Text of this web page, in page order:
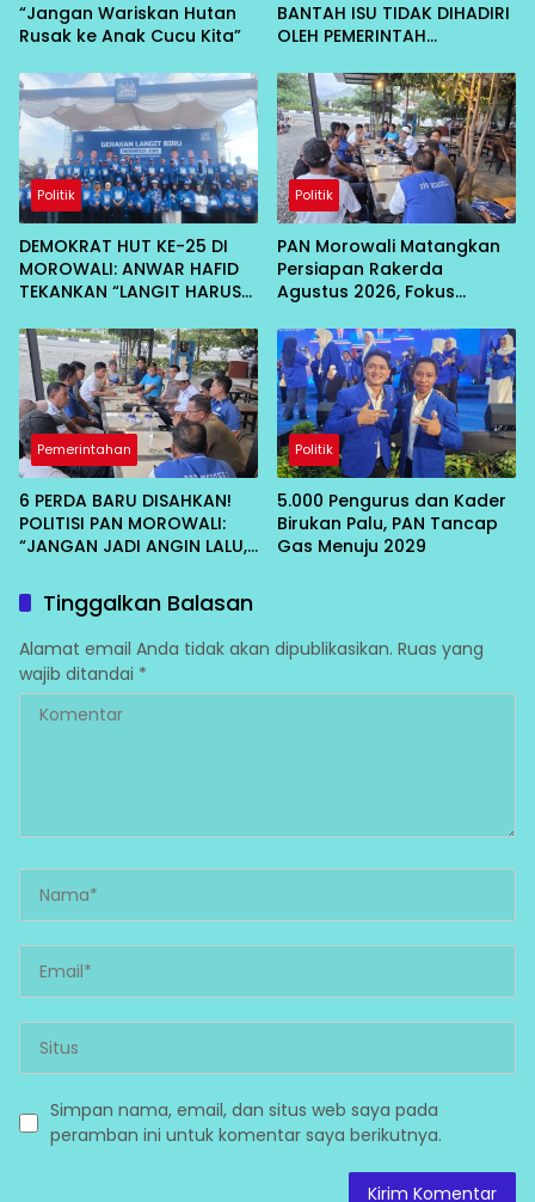
“Jangan Wariskan Hutan
Rusak ke Anak Cucu Kita”
BANTAH ISU TIDAK DIHADIRI
OLEH PEMERINTAH
RAPAT INTERNAL
Politik
DEMOKRAT HUT KE-25 DI
MOROWALI: ANWAR HAFID
TEKANKAN “LANGIT HARUS
KELAPA DAN TEKAN INFLASI
IKAN
Politik
PAN Morowali Matangkan
Persiapan Rakerda
Agustus 2026, Fokus
untuk Masyarakat
Pemerintahan
6 PERDA BARU DISAHKAN!
POLITISI PAN MOROWALI:
“JANGAN JADI ANGIN LALU,
Politik
5.000 Pengurus dan Kader
Birukan Palu, PAN Tancap
Gas Menuju 2029
Tinggalkan Balasan
Alamat email Anda tidak akan dipublikasikan. Ruas yang
wajib ditandai *
Simpan nama, email, dan situs web saya pada
peramban ini untuk komentar saya berikutnya.